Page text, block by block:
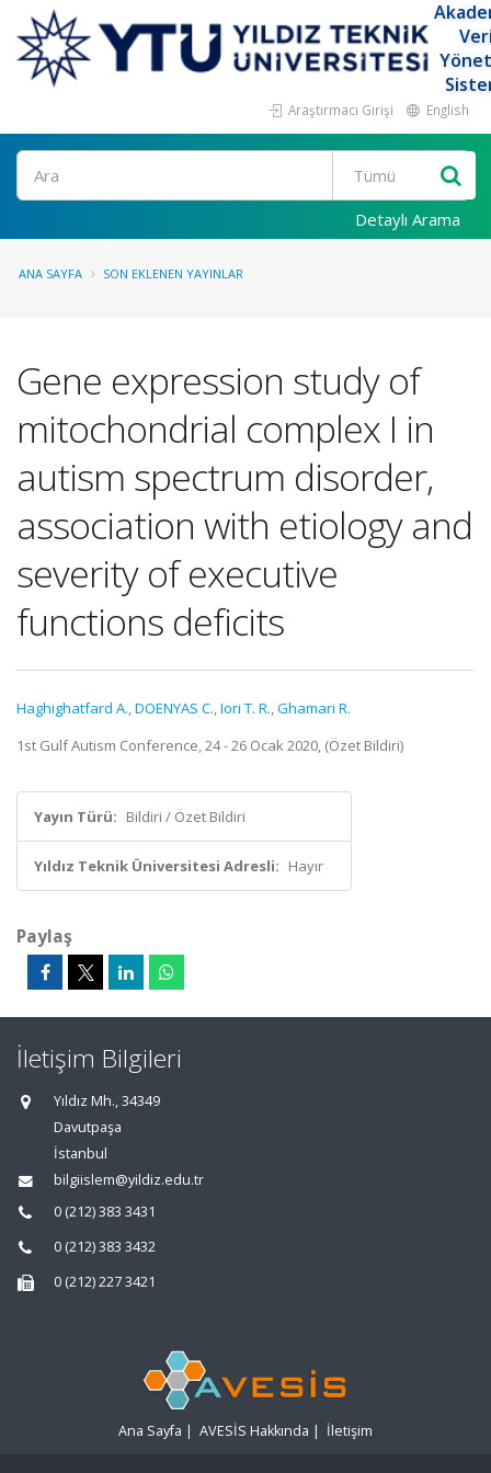
Araştırmacı Girişi English
Ara
Detaylı Arama
ANA SAYFA SON EKLENEN YAYINLAR
Gene expression study of
mitochondrial complex I in
autism spectrum disorder,
association with etiology and
severity of executive
functions deficits
Haghighatfard A.,DOENYAS C.,Iori T. R.,Ghamari R.
1st Gulf Autism Conference, 24 - 26 Ocak 2020, (Özet Bildiri)
Yayın Türü: Bildiri / Özet Bildiri
Yıldız Teknik Üniversitesi Adresli: Hayır
Paylaş
İletişim Bilgileri
Yıldız Mh., 34349
Davutpaşa
İstanbul
bilgiislem@yildiz.edu.tr
0 (212) 383 3431
0 (212) 383 3432
0 (212) 227 3421
Ana Sayfa | AVESİS Hakkında | İletişim